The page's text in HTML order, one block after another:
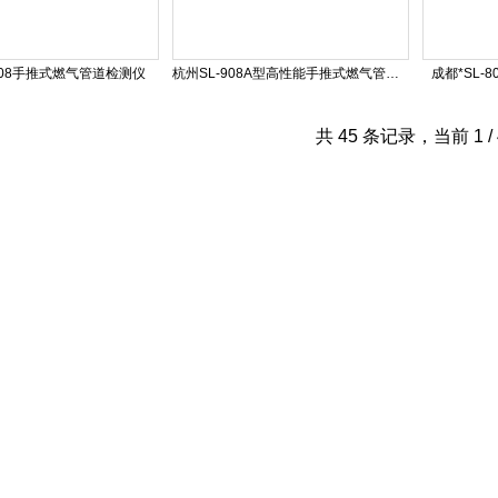
手推式燃气管道检测仪 杭州SL-908A型高性能手推式燃气管道检测仪 成都*SL-
共 45 条记录，当前